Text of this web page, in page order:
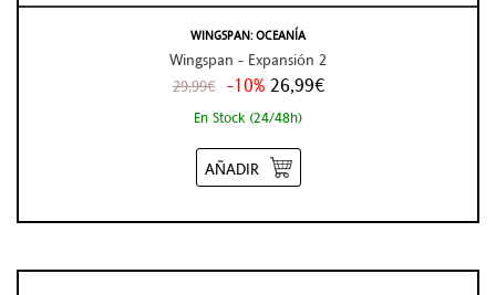
WINGSPAN: OCEANÍA
Wingspan - Expansión 2
29,99€ -10% 26,99€
En Stock (24/48h)
AÑADIR